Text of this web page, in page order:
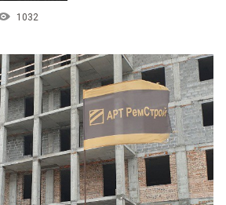
1032